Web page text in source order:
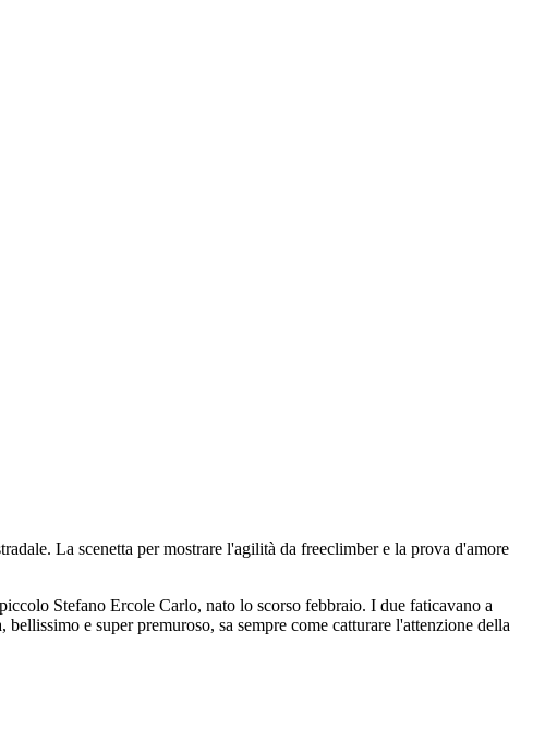
La scenetta per mostrare l'agilità da freeclimber e la prova d'amore
Stefano Ercole Carlo, nato lo scorso febbraio. I due faticavano a
e super premuroso, sa sempre come catturare l'attenzione della